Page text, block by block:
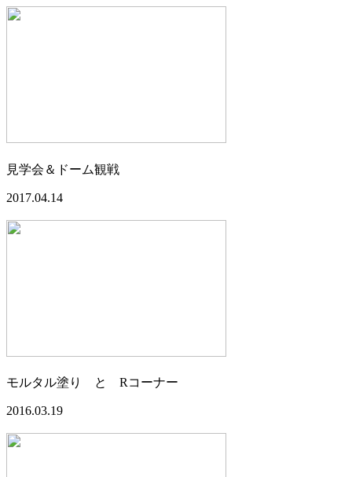
見学会＆ドーム観戦
2017.04.14
モルタル塗り と Rコーナー
2016.03.19